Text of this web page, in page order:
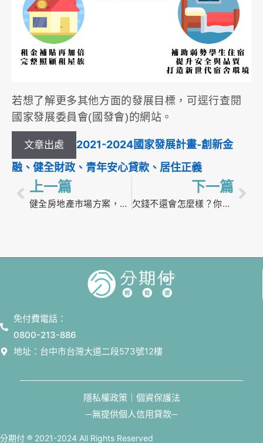
若想了解更多其他方面的發展目標，可逕行查閱
國家發展委員會(國發會)的網站。
文章出處
2021-2024國家發展計畫-創新金
融、健全財政、青年安心貸款、居住正義
上一篇
健全房地產市場方案，努力落實居住正義
下一篇
欠錢不還會怎麼樣？你該認識的法院強制扣薪
免付費電話：
0800-213-886
地址：台中市台灣大道二段573號12樓
隱私權政策｜個資保護法
─無提供個人信用貸款─
分期付 ® 2021-2024 All Rights Reserved